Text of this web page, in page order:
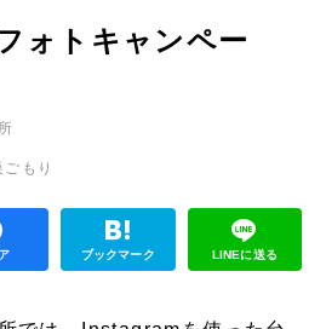
ォトキャンペー
ごもり
ブックマーク LINEに送る